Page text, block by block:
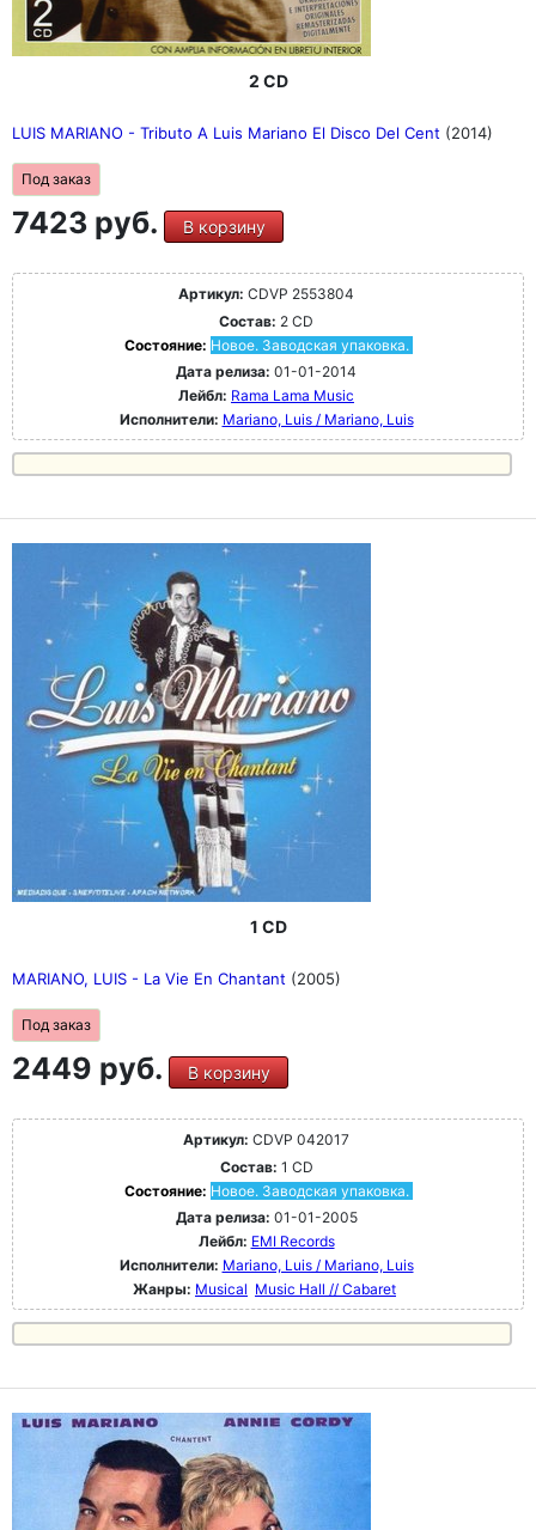
2 CD
LUIS MARIANO - Tributo A Luis Mariano El Disco Del Cent (2014)
Под заказ
7423 руб. В корзину
Артикул: CDVP 2553804
Состав: 2 CD
Состояние: Новое. Заводская упаковка.
Дата релиза: 01-01-2014
Лейбл: Rama Lama Music
Исполнители: Mariano, Luis / Mariano, Luis
1 CD
MARIANO, LUIS - La Vie En Chantant (2005)
Под заказ
2449 руб. В корзину
Артикул: CDVP 042017
Состав: 1 CD
Состояние: Новое. Заводская упаковка.
Дата релиза: 01-01-2005
Лейбл: EMI Records
Исполнители: Mariano, Luis / Mariano, Luis
Жанры: Musical Music Hall // Cabaret